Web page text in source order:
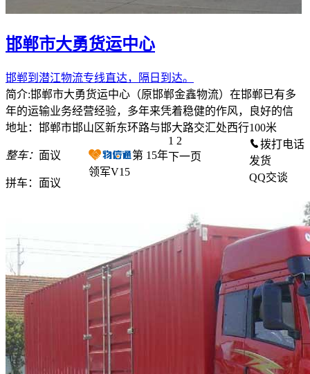
邯郸市大勇货运中心
邯郸到潜江物流专线直达，隔日到达。
简介:邯郸市大勇货运中心（原邯郸金鑫物流）在邯郸已有多
年的运输业务经营经验，多年来凭着稳健的作风，良好的信
地址：邯郸市邯山区新东环路与邯大路交汇处西行100米
整车： 面议
拼车： 面议
第 15年
领军V15
拨打电话
发货
QQ交谈
1 2
下一页